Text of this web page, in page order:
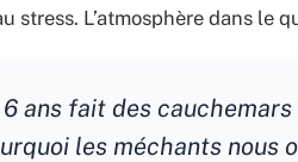
stress. L’atmosphère dans le
ans fait des
les méchants nous